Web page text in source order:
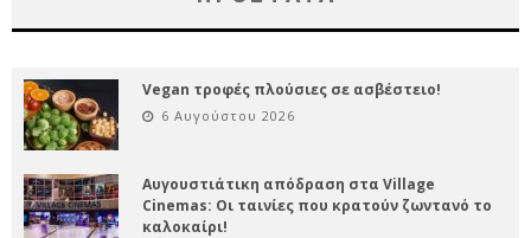
Vegan τροφές πλούσιες σε ασβέστειο!
6 Αυγούστου 2026
Αυγουστιάτικη απόδραση στα Village
Cinemas: Οι ταινίες που κρατούν ζωντανό το
καλοκαίρι!